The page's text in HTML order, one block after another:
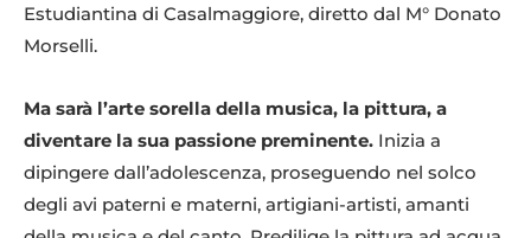
Estudiantina di Casalmaggiore, diretto dal M° Donato
Morselli.
Ma sarà l’arte sorella della musica, la pittura, a
diventare la sua passione preminente. Inizia a
dipingere dall’adolescenza, proseguendo nel solco
degli avi paterni e materni, artigiani-artisti, amanti